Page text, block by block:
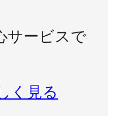
サービスで
く見る